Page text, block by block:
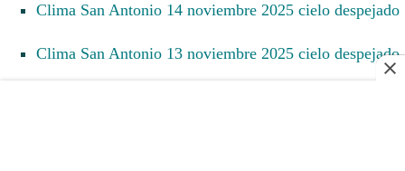
Clima San Antonio 14 noviembre 2025 cielo despejado
Clima San Antonio 13 noviembre 2025 cielo despejado